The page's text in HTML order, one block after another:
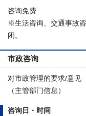
咨询免费
※生活咨询、交通事故
闭。
市政咨询
对市政管理的要求/意见
（主管部门信息）
咨询日・时间